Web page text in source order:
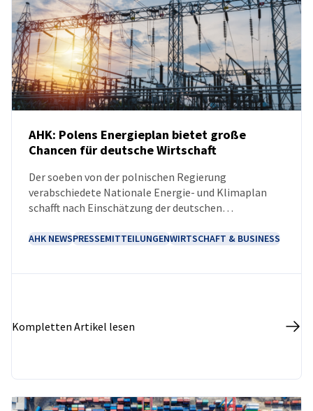
AHK: Polens Energieplan bietet große
Chancen für deutsche Wirtschaft
Der soeben von der polnischen Regierung
verabschiedete Nationale Energie- und Klimaplan
schafft nach Einschätzung der deutschen
zahlreiche Chancen für die bilaterale
Energiewende ausgeben.
AHK NEWSPRESSEMITTEILUNGENWIRTSCHAFT & BUSINESS
Kompletten Artikel lesen